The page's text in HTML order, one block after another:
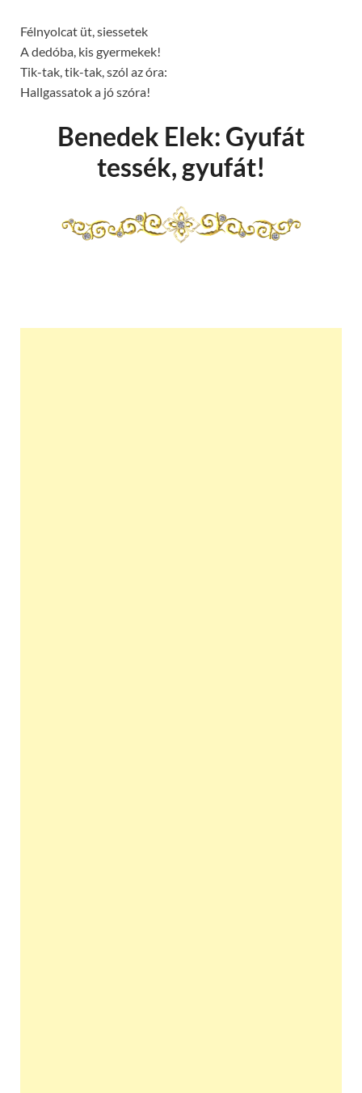
Félnyolcat üt, siessetek
A dedóba, kis gyermekek!
Tik-tak, tik-tak, szól az óra:
Hallgassatok a jó szóra!
Benedek Elek: Gyufát
tessék, gyufát!